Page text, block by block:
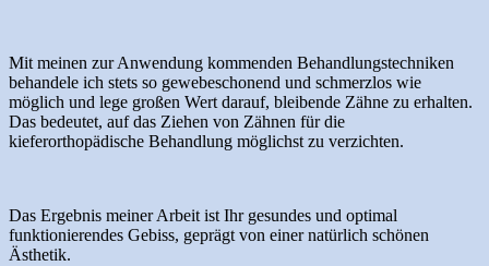
Mit meinen zur Anwendung kommenden Behandlungstechniken
behandele ich stets so gewebeschonend und schmerzlos wie
möglich und lege großen Wert darauf, bleibende Zähne zu erhalten.
Das bedeutet, auf das Ziehen von Zähnen für die
kieferorthopädische Behandlung möglichst zu verzichten.
Das Ergebnis meiner Arbeit ist Ihr gesundes und optimal
funktionierendes Gebiss, geprägt von einer natürlich schönen
Ästhetik.